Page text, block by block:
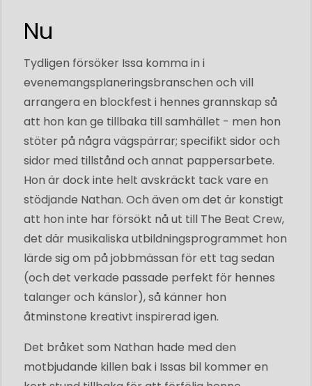
Nu
Tydligen försöker Issa komma in i
evenemangsplaneringsbranschen och vill
arrangera en blockfest i hennes grannskap så
att hon kan ge tillbaka till samhället - men hon
stöter på några vägspärrar; specifikt sidor och
sidor med tillstånd och annat pappersarbete.
Hon är dock inte helt avskräckt tack vare en
stödjande Nathan. Och även om det är konstigt
att hon inte har försökt nå ut till The Beat Crew,
det där musikaliska utbildningsprogrammet hon
lärde sig om på jobbmässan för ett tag sedan
(och det verkade passade perfekt för hennes
talanger och känslor), så känner hon
åtminstone kreativt inspirerad igen.
Det bråket som Nathan hade med den
motbjudande killen bak i Issas bil kommer en